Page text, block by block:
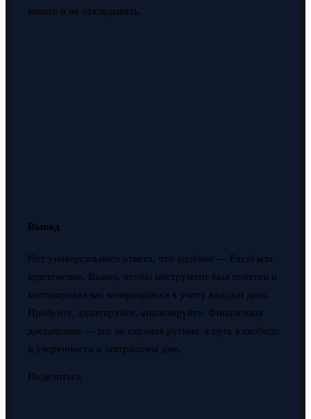
начать и не откладывать.
Вывод
Нет универсального ответа, что удобнее — Excel или
приложение. Важно, чтобы инструмент был понятен и
мотивировал вас возвращаться к учету каждый день.
Пробуйте, адаптируйте, анализируйте. Финансовая
дисциплина — это не скучная рутина, а путь к свободе
и уверенности в завтрашнем дне.
Поделиться